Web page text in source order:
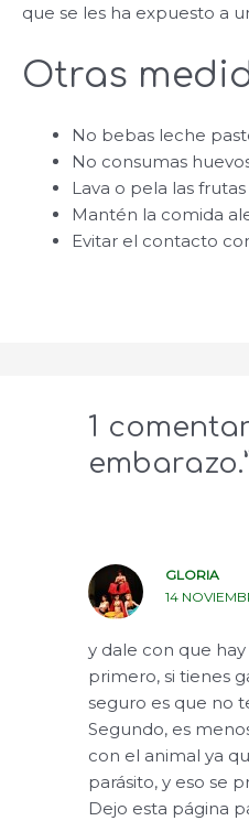
que se les ha expuesto a
Otras
No bebas leche
No consumas
Lava o pela las
Mantén la comida
Evitar el contacto
1
GLORIA
14
y dale con que
primero, si tienes
seguro es que no
Segundo, es
con el animal ya
parásito, y eso se
Dejo esta página